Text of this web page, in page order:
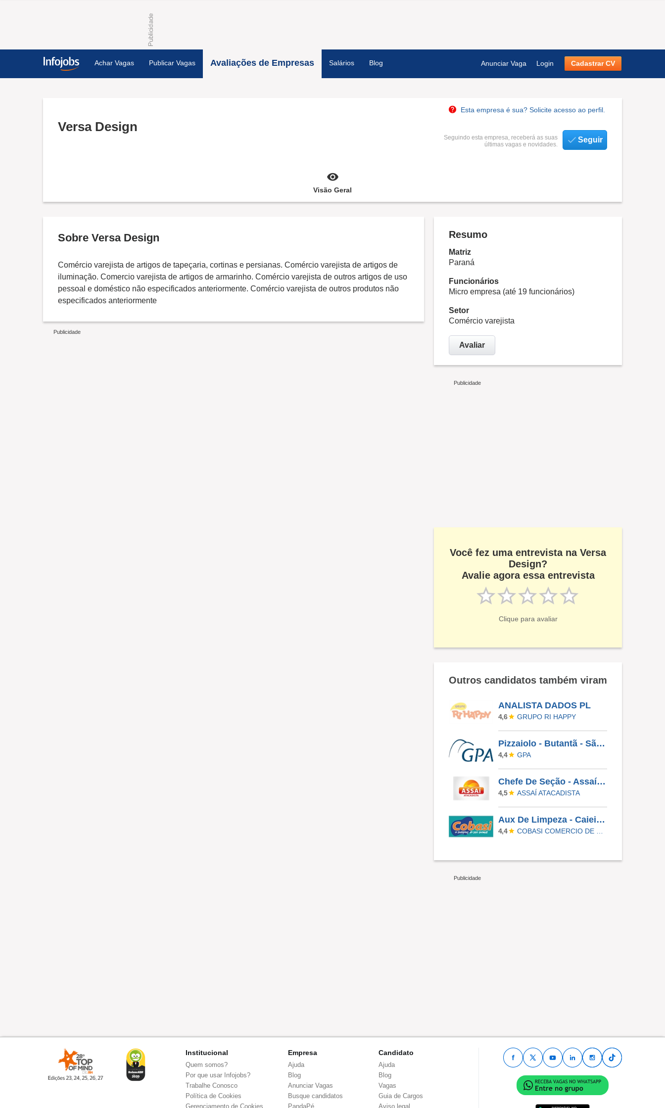
Achar Vagas Publicar Vagas Avaliações de Empresas Salários Blog Anunciar Vaga Login Cadastrar CV
Esta empresa é sua? Solicite acesso ao perfil.
Versa Design
Seguindo esta empresa, receberá as suas
últimas vagas e novidades.
Seguir
Visão Geral
Sobre Versa Design
Comércio varejista de artigos de tapeçaria, cortinas e persianas. Comércio varejista de artigos de
iluminação. Comercio varejista de artigos de armarinho. Comércio varejista de outros artigos de uso
pessoal e doméstico não especificados anteriormente. Comércio varejista de outros produtos não
especificados anteriormente
Resumo
Matriz
Paraná
Funcionários
Micro empresa (até 19 funcionários)
Setor
Comércio varejista
Avaliar
Você fez uma entrevista na Versa
Design?
Avalie agora essa entrevista
Clique para avaliar
Outros candidatos também viram
ANALISTA DADOS PL
4,6 GRUPO RI HAPPY
Pizzaiolo - Butantã - São Paulo
4,4 GPA
Chefe De Seção - Assaí Digital
4,5 ASSAÍ ATACADISTA
Aux De Limpeza - Caieiras
4,4
Institucional
Quem somos?
Por que usar Infojobs?
Trabalhe Conosco
Política de Cookies
Gerenciamento de Cookies
Empresa
Ajuda
Blog
Anunciar Vagas
Busque candidatos
PandaPé
Candidato
Ajuda
Blog
Vagas
Guia de Cargos
Aviso legal